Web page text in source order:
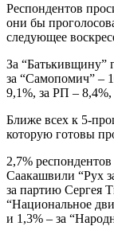
Респондентов
они бы
следующее
За “Батькивщину”
за “Самопомич” –
9,1%, за РП –
Ближе всех к 5-
которую готовы
2,7%
Саакашвили “Рух
за партию Сергея
“Национальное
и 1,3% – за